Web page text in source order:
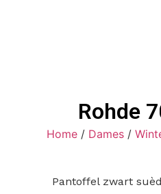
Rohde
Home / Dames /
Pantoffel zwart